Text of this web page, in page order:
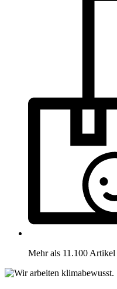
Mehr als 11.100 Artikel